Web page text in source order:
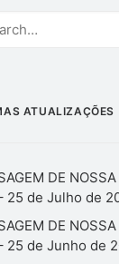
ATUALIZAÇÕES
DE
25 de Julho de
DE
25 de Junho de